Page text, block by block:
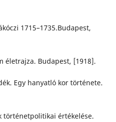
1715–1735.Budapest,
életrajza. Budapest, [1918].
Egy hanyatló kor története.
történetpolitikai értékelése.